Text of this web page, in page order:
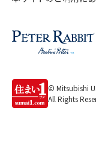
© Mitsubishi
All Rights